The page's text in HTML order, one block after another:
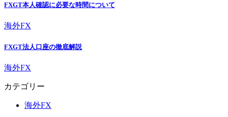
FXGT本人確認に必要な時間について
海外FX
FXGT法人口座の徹底解説
海外FX
カテゴリー
海外FX